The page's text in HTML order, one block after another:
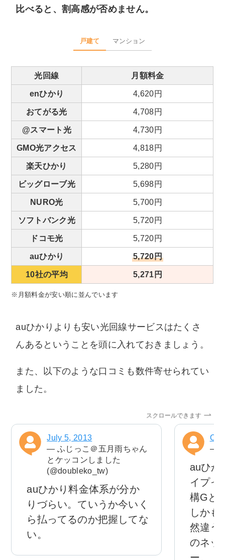
比べると、割高感が否めません。
戸建て マンション
光回線
月額料金
enひかり
4,620円
おてがる光
4,708円
@スマート光
4,730円
GMO光アクセス
4,818円
楽天ひかり
5,280円
ビッグローブ光
5,698円
NURO光
5,700円
ソフトバンク光
5,720円
ドコモ光
5,720円
auひかり
5,720円
10社の平均
5,271円
※月額料金が安い順に並んでいます
auひかりよりも安い光回線サービスはたくさ
んあるということを頭に入れておきましょう。
また、以下のような口コミも数件寄せられてい
ました。
スクロールできます
auひかり料金体系が分か
りづらい。ていうか今いく
ら払ってるのか把握してな
い。
— ふじっこ＠五月雨ちゃん
とケッコンしました
(@doubleko_tw)
July 5, 2013
auひか
イプっ
構Gと
しかも
然違う
のネッ
ー。
—